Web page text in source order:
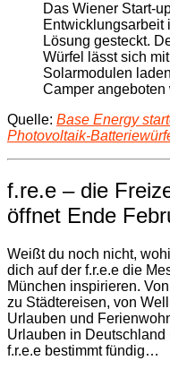
Das Wiener Start-
Entwicklungsarbeit
Lösung gesteckt.
Würfel lässt sich
Solarmodulen
Camper angeboten
Quelle: Base Energy
Photovoltaik-
f.re.e – die
öffnet Ende
Weißt du noch nicht,
dich auf der f.r.e.e die
München inspirieren.
zu Städtereisen, von
Urlauben und
Urlauben in Deutschland
f.r.e.e bestimmt fündig…